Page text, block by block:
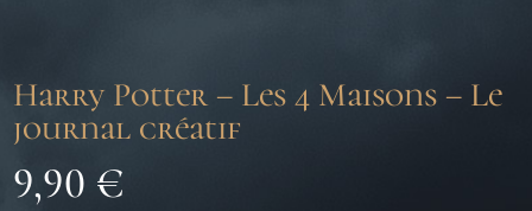
Harry Potter – Les 4 Maisons – Le
journal créatif
9,90 €